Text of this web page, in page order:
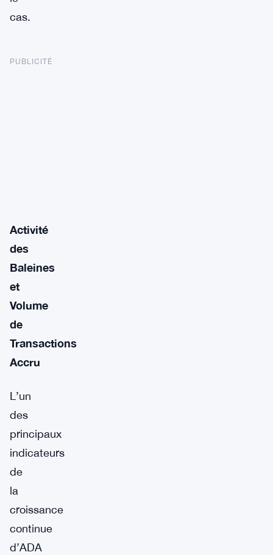
cas.
PUBLICITÉ
Activité
des
Baleines
et
Volume
de
Transactions
Accru
L’un
des
principaux
indicateurs
de
la
croissance
continue
d’ADA